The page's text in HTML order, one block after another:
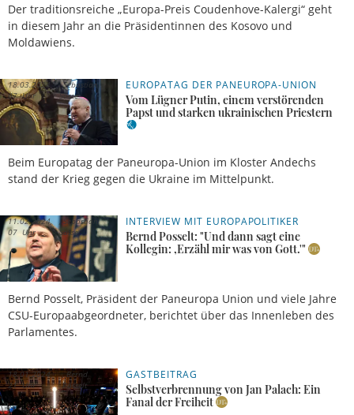
Der traditionsreiche „Europa-Preis Coudenhove-Kalergi“ geht
in diesem Jahr an die Präsidentinnen des Kosovo und
Moldawiens.
EUROPATAG DER PANEUROPA-UNION
Vom Lügner Putin, einem verstörenden
Papst und starken ukrainischen Priestern
Beim Europatag der Paneuropa-Union im Kloster Andechs
stand der Krieg gegen die Ukraine im Mittelpunkt.
18.03.2024,
07 Uhr
Sebastian
Sasse
INTERVIEW MIT EUROPAPOLITIKER
Bernd Posselt: "Und dann sagt eine
Kollegin: ,Erzähl mir was von Gott.'"
Bernd Posselt, Präsident der Paneuropa Union und viele Jahre
CSU-Europaabgeordneter, berichtet über das Innenleben des
Parlamentes.
11.02.2024,
07 Uhr
Sebastian
Sasse
GASTBEITRAG
Selbstverbrennung von Jan Palach: Ein
Fanal der Freiheit
18.01.2024,
21 Uhr
Bernd
Posselt